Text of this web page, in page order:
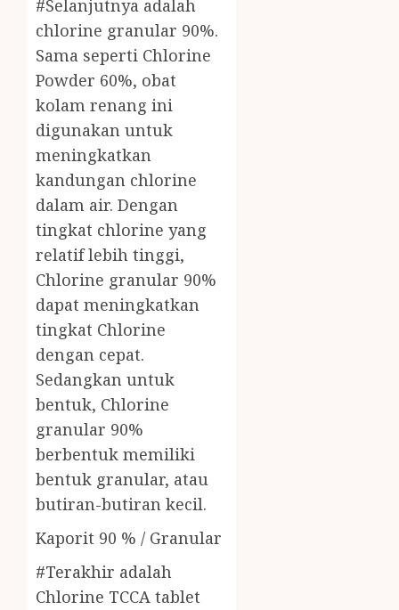
#Selanjutnya adalah
chlorine granular 90%.
Sama seperti Chlorine
Powder 60%, obat
kolam renang ini
digunakan untuk
meningkatkan
kandungan chlorine
dalam air. Dengan
tingkat chlorine yang
relatif lebih tinggi,
Chlorine granular 90%
dapat meningkatkan
tingkat Chlorine
dengan cepat.
Sedangkan untuk
bentuk, Chlorine
granular 90%
berbentuk memiliki
bentuk granular, atau
butiran-butiran kecil.
Kaporit 90 % / Granular
#Terakhir adalah
Chlorine TCCA tablet